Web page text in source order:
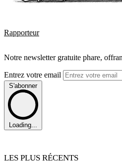
Rapporteur
Notre newsletter gratuite phare,
Entrez votre email
S'abonner
Loading...
LES PLUS RÉCENTS